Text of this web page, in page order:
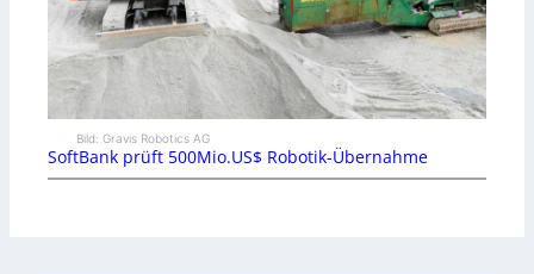
Bild: Gravis Robotics AG
SoftBank prüft 500Mio.US$ Robotik-Übernahme